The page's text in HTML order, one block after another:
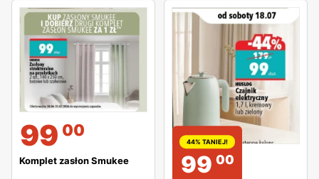
99 00
Komplet zasłon Smukee
44% TANIEJ!
99 00